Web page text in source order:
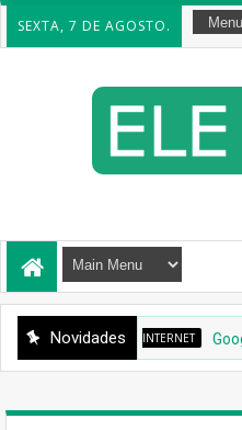
SEXTA, 7 DE AGOSTO.
NovidadesINTERNET Google